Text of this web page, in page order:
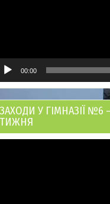
00:00
ЗАХОДИ У ГІМНАЗІЇ №6
ТИЖНЯ